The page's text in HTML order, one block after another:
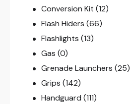
Conversion Kit (12)
Flash Hiders (66)
Flashlights (13)
Gas (0)
Grenade Launchers (25)
Grips (142)
Handguard (111)